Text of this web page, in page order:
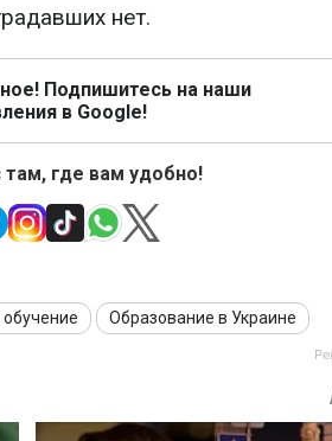
нет.
Подпишитесь на наши
в Google!
там, где вам удобно!
Образование в Украине